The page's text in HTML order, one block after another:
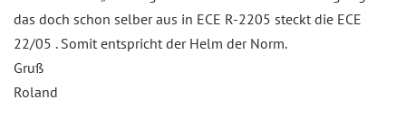
das doch schon selber aus in ECE R-2205 steckt die ECE
22/05 . Somit entspricht der Helm der Norm.
Gruß
Roland